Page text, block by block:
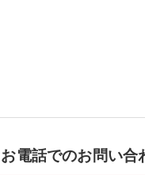
お電話でのお問い合